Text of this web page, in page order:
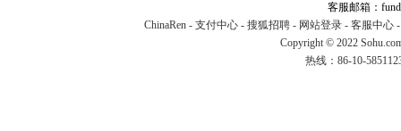
客服邮箱：
ChinaRen - 支付中心 - 搜狐招聘 - 网站登录 - 客服中心
Copyright © 2022
热线：86-10-